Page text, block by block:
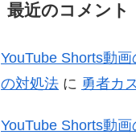
最近のコメント
YouTube Shorts動
の対処法 に 勇者カ
YouTube Shorts動